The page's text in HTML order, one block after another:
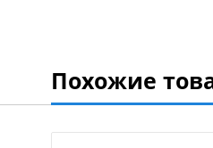
Похожие